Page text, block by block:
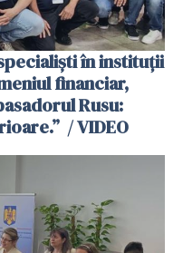
în instituții
financiar,
Rusu:
/ VIDEO